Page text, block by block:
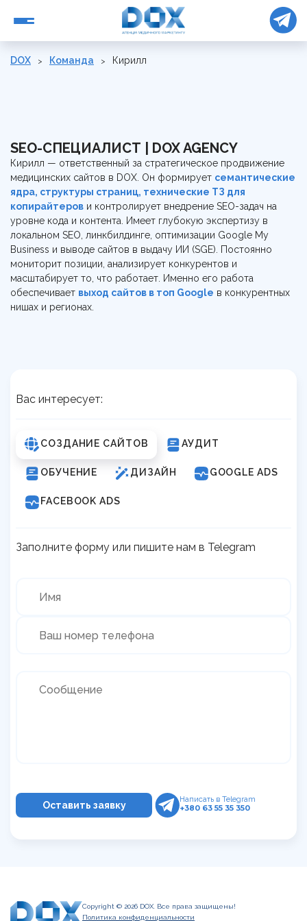
История
Вёрстка медицинских сайтов
Настройка Google Analytics 4
Продвижение клиник в искусственном интеллекте
Реклама в Instagram
Реклама в Facebook
Реклама в TikTok
Реклама в Telegram
Управление репутацией
Размещение в Google My Business
Размещение на агрегаторах
Разработка позиционирования
Личный бренд врача
Разработка брендинга
Аудит
Аудит рекламных кабинетов
Аудит работы колл-центра
SEO-аудит
Аудит расходов клиники
Продакшн
Организация фотосессий
Съёмка видео
Медицинский копирайтинг
SMM для клиник
Разработка логотипа
Консалтинг и обучение
Обучение администраторов
Обучение медицинскому маркетингу
Кейсы
Полезное
Статьи
Контакты
DOX Команда Кирилл
SEO-СПЕЦИАЛИСТ | DOX AGENCY
Кирилл — ответственный за стратегическое продвижение
медицинских сайтов в DOX. Он формирует семантические
ядра, структуры страниц, технические ТЗ для
копирайтеров и контролирует внедрение SEO-задач на
уровне кода и контента. Имеет глубокую экспертизу в
локальном SEO, линкбилдинге, оптимизации Google My
Business и выводе сайтов в выдачу ИИ (SGE). Постоянно
мониторит позиции, анализирует конкурентов и
масштабирует то, что работает. Именно его работа
обеспечивает выход сайтов в топ Google в конкурентных
нишах и регионах.
Вас интересует:
СОЗДАНИЕ САЙТОВ АУДИТ
ОБУЧЕНИЕ ДИЗАЙН GOOGLE ADS
FACEBOOK ADS
Заполните форму или пишите нам в Telegram
Написать в Telegram
+380 63 55 35 350
Copyright © 2026 DOX. Все права защищены!
Политика конфиденциальности